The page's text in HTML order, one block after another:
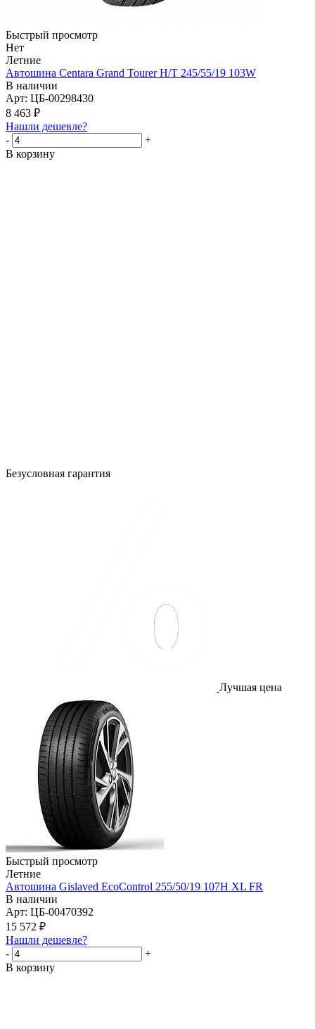
Быстрый просмотр
Нет
Летние
Автошина Centara Grand Tourer H/T 245/55/19 103W
В наличии
Арт: ЦБ-00298430
8 463 ₽
Нашли дешевле?
-
+
В корзину
Безусловная гарантия
Лучшая цена
Быстрый просмотр
Летние
Автошина Gislaved EcoControl 255/50/19 107H XL FR
В наличии
Арт: ЦБ-00470392
15 572 ₽
Нашли дешевле?
-
+
В корзину